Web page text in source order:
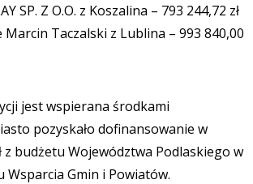
SP. Z O.O. z Koszalina – 793 244,72 zł
Marcin Taczalski z Lublina – 993 840,00
jest wspierana środkami
pozyskało dofinansowanie w
z budżetu Województwa Podlaskiego w
Wsparcia Gmin i Powiatów.